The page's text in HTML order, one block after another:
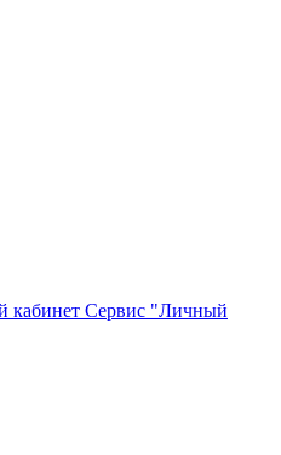
Сервис "Личный